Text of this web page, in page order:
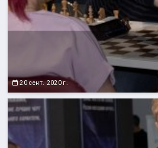
20 сент. 2020 г.